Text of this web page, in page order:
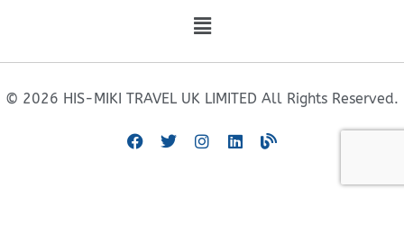
© 2026 HIS-MIKI TRAVEL UK LIMITED All Rights Reserved.